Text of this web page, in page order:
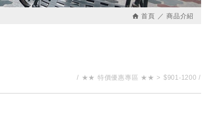
首頁 商品介紹
★★ 特價優惠專區 ★★ $901-1200